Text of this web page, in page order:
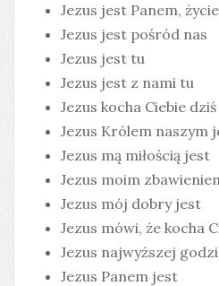
Jezus jest Panem,
Jezus jest pośród nas
Jezus jest tu
Jezus jest z nami tu
Jezus kocha Ciebie dziś
Jezus Królem naszym
Jezus mą miłością jest
Jezus moim
Jezus mój dobry jest
Jezus mówi, że kocha
Jezus najwyższej
Jezus Panem jest